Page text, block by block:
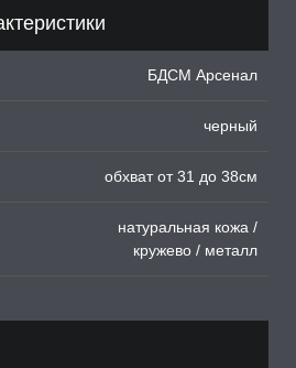
БДСМ Арсенал
черный
обхват от 31 до 38см
натуральная кожа /
кружево / металл